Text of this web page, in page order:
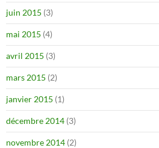
juin 2015 (3)
mai 2015 (4)
avril 2015 (3)
mars 2015 (2)
janvier 2015 (1)
décembre 2014 (3)
novembre 2014 (2)